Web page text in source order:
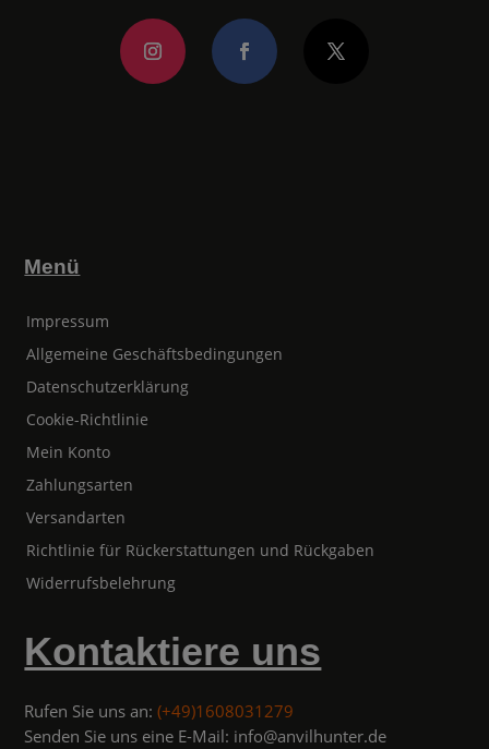
Menü
Impressum
Allgemeine Geschäftsbedingungen
Datenschutzerklärung
Cookie-Richtlinie
Mein Konto
Zahlungsarten
Versandarten
Richtlinie für Rückerstattungen und Rückgaben
Widerrufsbelehrung
Kontaktiere uns
Rufen Sie uns an: (+49)1608031279
Senden Sie uns eine E-Mail: info@anvilhunter.de